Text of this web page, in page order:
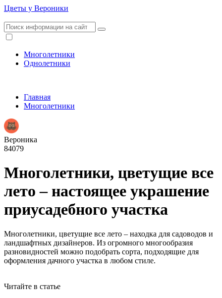
Цветы у Вероники
Многолетники
Однолетники
Главная
Многолетники
Вероника
84079
Многолетники, цветущие все
лето – настоящее украшение
приусадебного участка
Многолетники, цветущие все лето – находка для садоводов и
ландшафтных дизайнеров. Из огромного многообразия
разновидностей можно подобрать сорта, подходящие для
оформления дачного участка в любом стиле.
Читайте в статье